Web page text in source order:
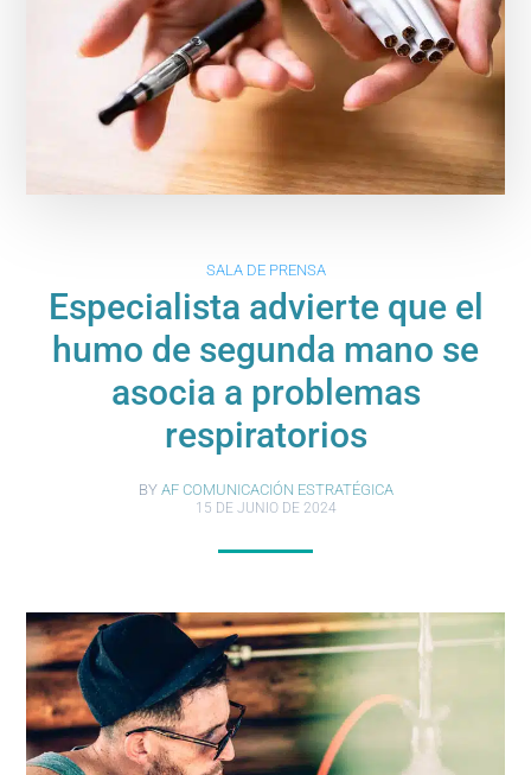
SALA DE PRENSA
Especialista advierte que el
humo de segunda mano se
asocia a problemas
respiratorios
BY AF COMUNICACIÓN ESTRATÉGICA
15 DE JUNIO DE 2024